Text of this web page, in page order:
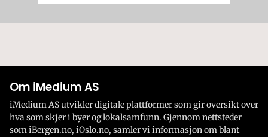
Om iMedium AS
iMedium AS utvikler digitale plattformer som gir oversikt over
hva som skjer i byer og lokalsamfunn. Gjennom nettsteder
som iBergen.no, iOslo.no, samler vi informasjon om blant